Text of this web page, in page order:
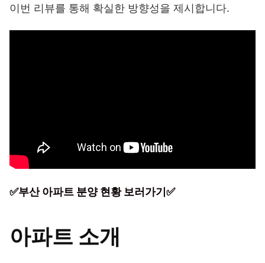
이번 리뷰를 통해 확실한 방향성을 제시합니다.
✅부산 아파트 분양 현황 보러가기✅
아파트 소개